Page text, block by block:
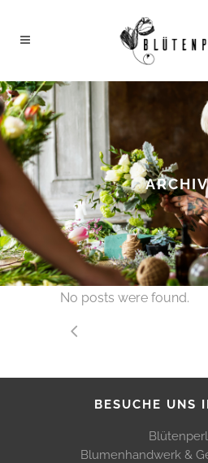
No posts were found.
BESUCHE UNS
Blumenhandwerk &